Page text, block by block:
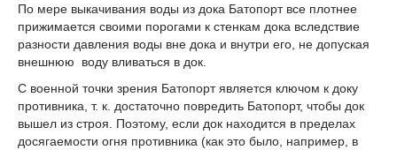
По мере выкачивания воды из дока Батопорт все плотнее
прижимается своими порогами к стенкам дока вследствие
разности давления воды вне дока и внутри его, не допуская
внешнюю воду вливаться в док.
С военной точки зрения Батопорт является ключом к доку
противника, т. к. достаточно повредить Батопорт, чтобы док
вышел из строя. Поэтому, если док находится в пределах
досягаемости огня противника (как это было, например, в